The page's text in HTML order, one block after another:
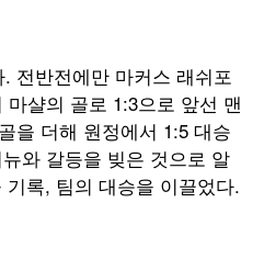
전반전에만 마커스 래쉬포
샬의 골로 1:3으로 앞선 맨
을 더해 원정에서 1:5 대승
와 갈등을 빚은 것으로 알
록, 팀의 대승을 이끌었다.